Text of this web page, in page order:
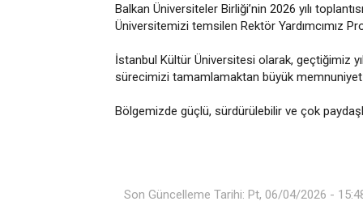
Balkan Üniversiteler Birliği’nin 2026 yılı
Üniversitemizi temsilen Rektör Yardımcımız
İstanbul Kültür Üniversitesi olarak, geçtiğimiz
sürecimizi tamamlamaktan büyük
Bölgemizde güçlü, sürdürülebilir ve çok
Son Güncelleme Tarihi: Pt, 06/04/2026 -